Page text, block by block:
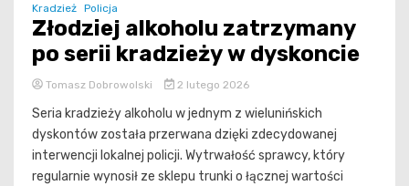
Kradzież Policja
Złodziej alkoholu zatrzymany
po serii kradzieży w dyskoncie
Tomasz Dobrowolski 2 lutego 2026
Seria kradzieży alkoholu w jednym z wielunińskich
dyskontów została przerwana dzięki zdecydowanej
interwencji lokalnej policji. Wytrwałość sprawcy, który
regularnie wynosił ze sklepu trunki o łącznej wartości